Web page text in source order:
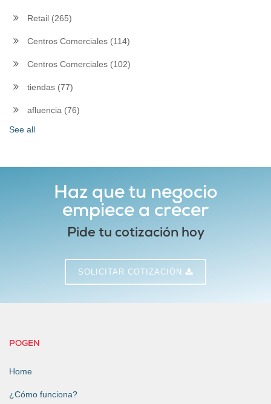
Retail (265)
Centros Comerciales (114)
Centros Comerciales (102)
tiendas (77)
afluencia (76)
See all
Haz que tu negocio
empiece a crecer
Pide tu cotización hoy
SOLICITAR COTIZACIÓN
POGEN
Home
¿Cómo funciona?